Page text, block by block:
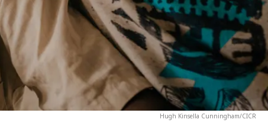
Hugh Kinsella Cunningham/CICR